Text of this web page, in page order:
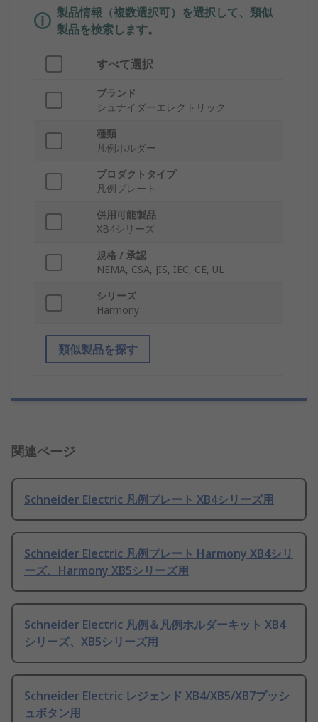
製品情報（複数選択可）を選択して、類似
製品を検索します。
すべて選択
ブランド
シュナイダーエレクトリック
種類
凡例ホルダー
プロダクトタイプ
凡例プレート
併用可能製品
XB4シリーズ
規格 / 承認
NEMA, CSA, JIS, IEC, CE, UL
シリーズ
Harmony
類似製品を探す
関連ページ
Schneider Electric 凡例プレート XB4シリーズ用
Schneider Electric 凡例プレート Harmony XB4シリ
ーズ、Harmony XB5シリーズ用
Schneider Electric 凡例＆凡例ホルダーキット XB4
シリーズ、XB5シリーズ用
Schneider Electric レジェンド XB4/XB5/XB7プッシ
ュボタン用